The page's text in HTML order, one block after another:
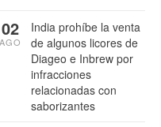
India prohíbe la venta
de algunos licores de
Diageo e Inbrew por
infracciones
relacionadas con
saborizantes
02
AGO